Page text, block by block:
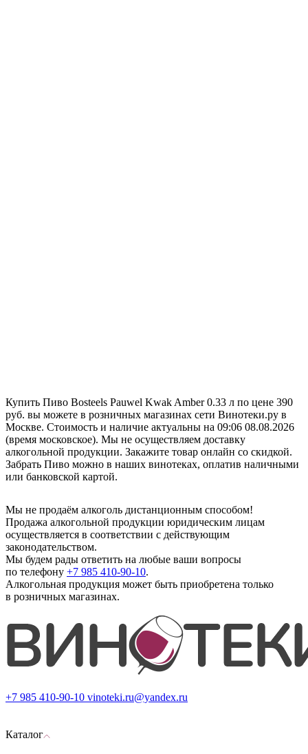
Купить Пиво Bosteels Pauwel Kwak Amber 0.33 л по цене 390
руб. вы можете в розничных магазинах сети Винотеки.ру в
Москве. Стоимость и наличие актуальны на 09:06 08.08.2026
(время московское). Мы не осуществляем доставку
алкогольной продукции. Закажите товар онлайн со скидкой.
Забрать Пиво можно в наших винотеках, оплатив наличными
или банковской картой.
Мы не продаём алкоголь дистанционным способом!
Продажа алкогольной продукции юридическим лицам
осуществляется в соответствии с действующим
законодательством.
Мы будем рады ответить на любые ваши вопросы
по телефону +7 985 410-90-10.
Алкогольная продукция может быть приобретена только
в розничных магазинах.
+7 985 410-90-10 vinoteki.ru@yandex.ru
Каталог